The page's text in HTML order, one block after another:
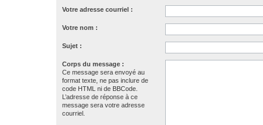
Votre adresse courriel :
Votre nom :
Sujet :
Corps du message :
Ce message sera envoyé au
format texte, ne pas inclure de
code HTML ni de BBCode.
L’adresse de réponse à ce
message sera votre adresse
courriel.